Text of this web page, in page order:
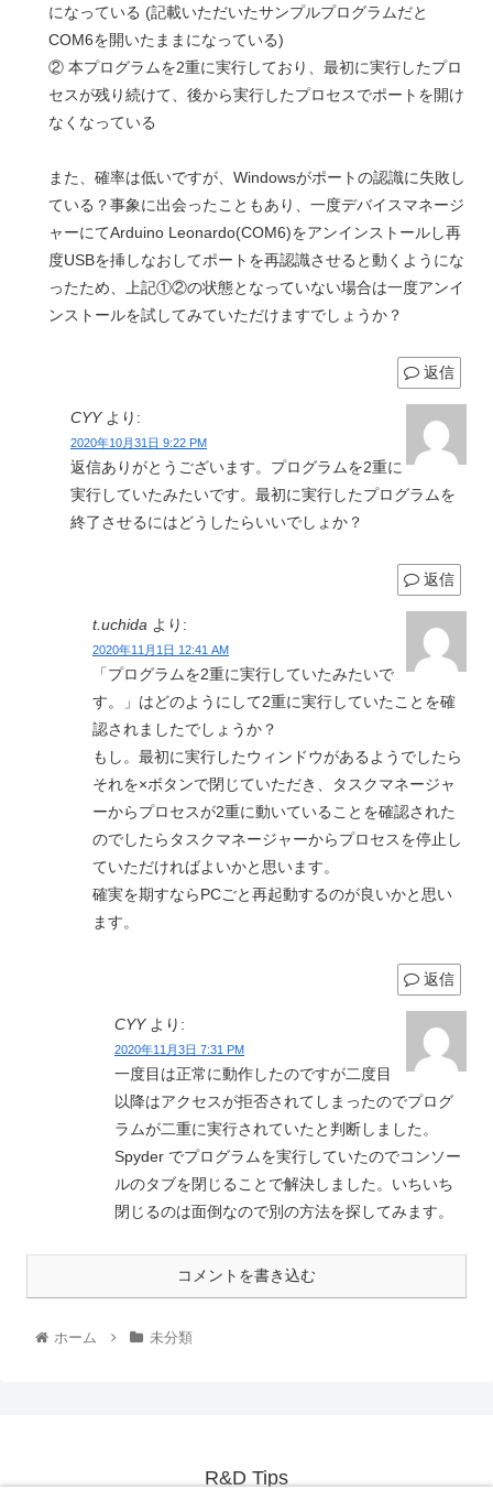
になっている (記載いただいたサンプルプログラムだと
COM6を開いたままになっている)
② 本プログラムを2重に実行しており、最初に実行したプロ
セスが残り続けて、後から実行したプロセスでポートを開け
なくなっている
また、確率は低いですが、Windowsがポートの認識に失敗し
ている？事象に出会ったこともあり、一度デバイスマネージ
ャーにてArduino Leonardo(COM6)をアンインストールし再
度USBを挿しなおしてポートを再認識させると動くようにな
ったため、上記①②の状態となっていない場合は一度アンイ
ンストールを試してみていただけますでしょうか？
返信
CYY より:
2020年10月31日 9:22 PM
返信ありがとうございます。プログラムを2重に
実行していたみたいです。最初に実行したプログラムを
終了させるにはどうしたらいいでしょか？
返信
t.uchida より:
2020年11月1日 12:41 AM
「プログラムを2重に実行していたみたいで
す。」はどのようにして2重に実行していたことを確
認されましたでしょうか？
もし。最初に実行したウィンドウがあるようでしたら
それを×ボタンで閉じていただき、タスクマネージャ
ーからプロセスが2重に動いていることを確認された
のでしたらタスクマネージャーからプロセスを停止し
ていただければよいかと思います。
確実を期すならPCごと再起動するのが良いかと思い
ます。
返信
CYY より:
2020年11月3日 7:31 PM
一度目は正常に動作したのですが二度目
以降はアクセスが拒否されてしまったのでプログ
ラムが二重に実行されていたと判断しました。
Spyder でプログラムを実行していたのでコンソー
ルのタブを閉じることで解決しました。いちいち
閉じるのは面倒なので別の方法を探してみます。
コメントを書き込む
ホーム 未分類
R&D Tips